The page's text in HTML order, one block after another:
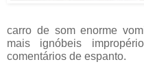
carro de som enorme
mais ignóbeis
comentários de espanto.